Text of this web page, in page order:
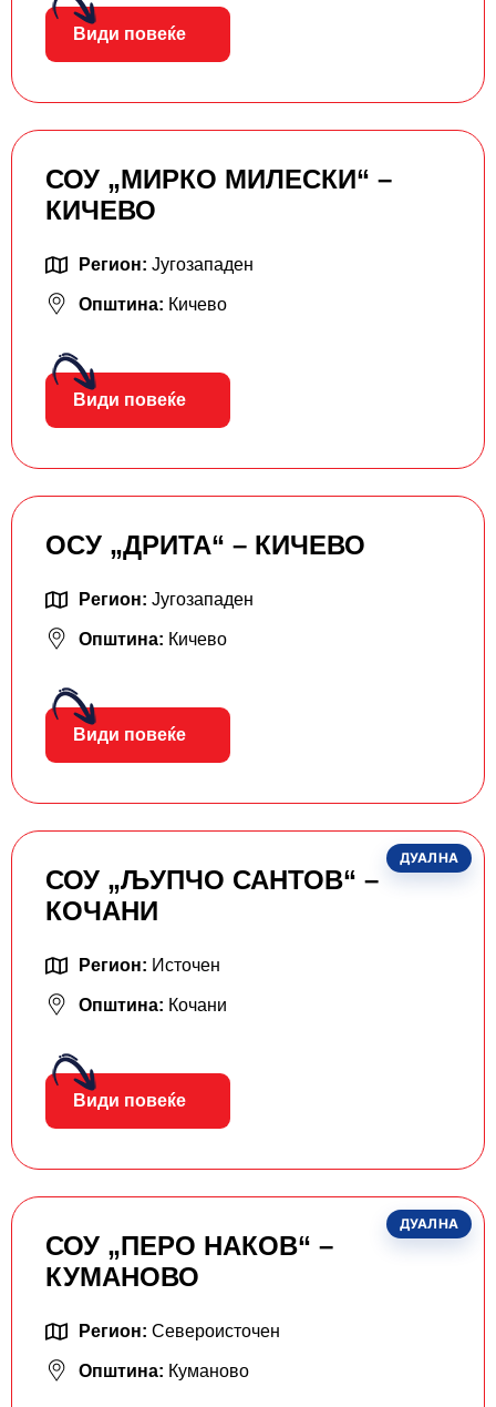
Види повеќе
СОУ „МИРКО МИЛЕСКИ“ –
КИЧЕВО
Регион: Југозападен
Општина: Кичево
Види повеќе
ОСУ „ДРИТА“ – КИЧЕВО
Регион: Југозападен
Општина: Кичево
Види повеќе
ДУАЛНА
СОУ „ЉУПЧО САНТОВ“ –
КОЧАНИ
Регион: Источен
Општина: Кочани
Види повеќе
ДУАЛНА
СОУ „ПЕРО НАКОВ“ –
КУМАНОВО
Регион: Североисточен
Општина: Куманово